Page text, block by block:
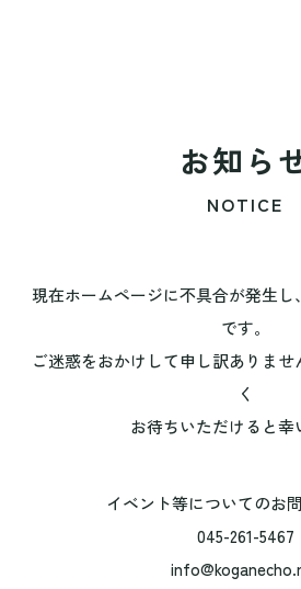
お知ら
NOTICE
現在ホームページに不具合が発生
です。
ご迷惑をおかけして申し訳ありま
く
お待ちいただけると幸
イベント等についてのお
045-261-5467